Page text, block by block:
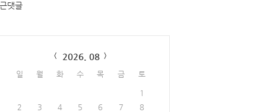
댓글
2026. 08
일 월 화 수 목 금 토
1
2
3 4 5 6 7
8